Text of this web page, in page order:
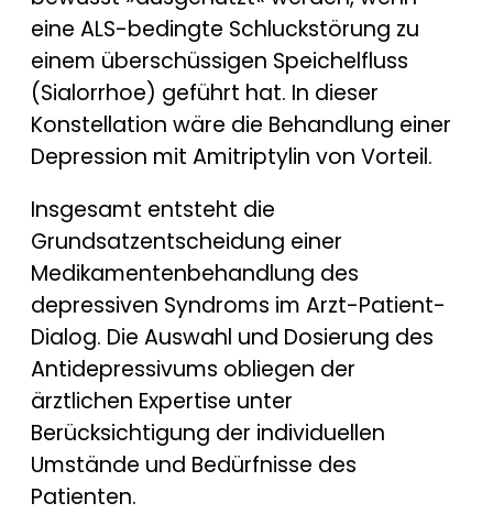
eine ALS-bedingte Schluckstörung zu
einem überschüssigen Speichelfluss
(Sialorrhoe) geführt hat. In dieser
Konstellation wäre die Behandlung einer
Depression mit Amitriptylin von Vorteil.
Insgesamt entsteht die
Grundsatzentscheidung einer
Medikamentenbehandlung des
depressiven Syndroms im Arzt-Patient-
Dialog. Die Auswahl und Dosierung des
Antidepressivums obliegen der
ärztlichen Expertise unter
Berücksichtigung der individuellen
Umstände und Bedürfnisse des
Patienten.